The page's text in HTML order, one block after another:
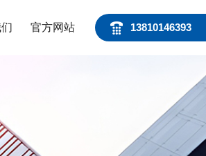
13810146393
官方网站